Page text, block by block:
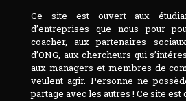
Ce site est ouvert aux
d’entreprises que nous pour
coacher, aux partenaires
d’ONG, aux chercheurs qui
aux managers et membres de
veulent agir. Personne ne
partage avec les autres ! Ce site est